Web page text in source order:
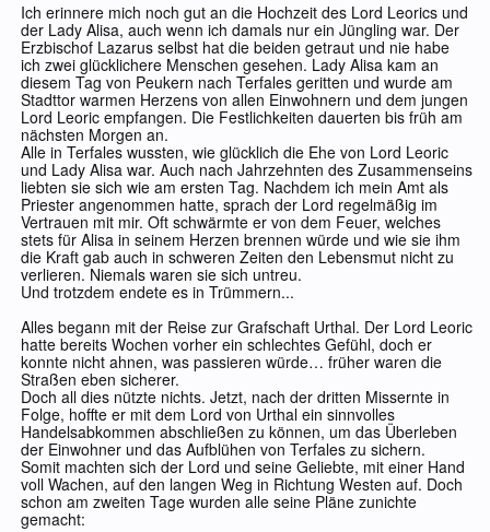
Ich erinnere mich noch gut an die Hochzeit des Lord Leorics und
der Lady Alisa, auch wenn ich damals nur ein Jüngling war. Der
Erzbischof Lazarus selbst hat die beiden getraut und nie habe
ich zwei glücklichere Menschen gesehen. Lady Alisa kam an
diesem Tag von Peukern nach Terfales geritten und wurde am
Stadttor warmen Herzens von allen Einwohnern und dem jungen
Lord Leoric empfangen. Die Festlichkeiten dauerten bis früh am
nächsten Morgen an.
Alle in Terfales wussten, wie glücklich die Ehe von Lord Leoric
und Lady Alisa war. Auch nach Jahrzehnten des Zusammenseins
liebten sie sich wie am ersten Tag. Nachdem ich mein Amt als
Priester angenommen hatte, sprach der Lord regelmäßig im
Vertrauen mit mir. Oft schwärmte er von dem Feuer, welches
stets für Alisa in seinem Herzen brennen würde und wie sie ihm
die Kraft gab auch in schweren Zeiten den Lebensmut nicht zu
verlieren. Niemals waren sie sich untreu.
Und trotzdem endete es in Trümmern...
Alles begann mit der Reise zur Grafschaft Urthal. Der Lord Leoric
hatte bereits Wochen vorher ein schlechtes Gefühl, doch er
konnte nicht ahnen, was passieren würde… früher waren die
Straßen eben sicherer.
Doch all dies nützte nichts. Jetzt, nach der dritten Missernte in
Folge, hoffte er mit dem Lord von Urthal ein sinnvolles
Handelsabkommen abschließen zu können, um das Überleben
der Einwohner und das Aufblühen von Terfales zu sichern.
Somit machten sich der Lord und seine Geliebte, mit einer Hand
voll Wachen, auf den langen Weg in Richtung Westen auf. Doch
schon am zweiten Tage wurden alle seine Pläne zunichte
gemacht: